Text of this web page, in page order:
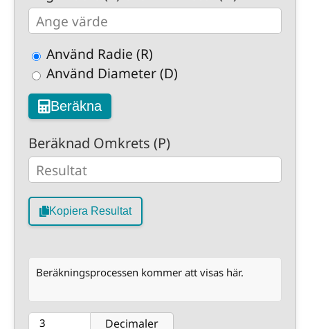
Använd Radie (R)
Använd Diameter (D)
Beräkna
Beräknad Omkrets (P)
Kopiera Resultat
Beräkningsprocessen kommer att visas här.
Decimaler